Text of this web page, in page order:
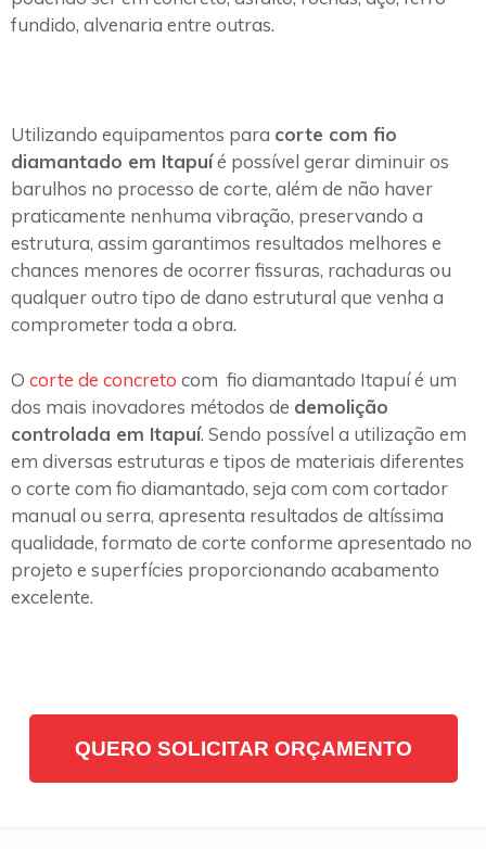
fundido, alvenaria entre outras.
Utilizando equipamentos para corte com fio
diamantado em Itapuíé possível gerar diminuir os
barulhos no processo de corte, além de não haver
praticamente nenhuma vibração, preservando a
estrutura, assim garantimos resultados melhores e
chances menores de ocorrer fissuras, rachaduras ou
qualquer outro tipo de dano estrutural que venha a
comprometer toda a obra.
O corte de concreto com fio diamantado Itapuí é um
dos mais inovadores métodos de demolição
controlada em Itapuí. Sendo possível a utilização em
em diversas estruturas e tipos de materiais diferentes
o corte com fio diamantado, seja com com cortador
manual ou serra, apresenta resultados de altíssima
qualidade, formato de corte conforme apresentado no
projeto e superfícies proporcionando acabamento
excelente.
QUERO SOLICITAR ORÇAMENTO